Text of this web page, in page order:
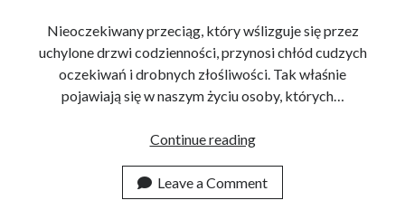
Nieoczekiwany przeciąg, który wślizguje się przez
uchylone drzwi codzienności, przynosi chłód cudzych
oczekiwań i drobnych złośliwości. Tak właśnie
pojawiają się w naszym życiu osoby, których…
Continue readingO
alienacji
Leave a Comment